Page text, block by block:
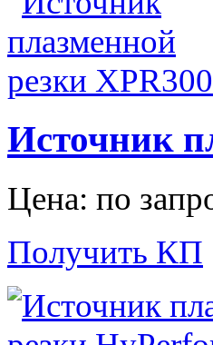
Источник
Цена: по
Получить КП